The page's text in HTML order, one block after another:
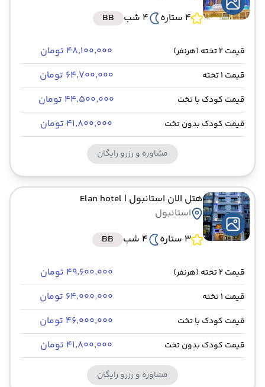
4 ستاره
4 شب BB
قیمت 2 تخته (هرنفر) ۴۸٬۱۰۰٬۰۰۰ تومان
قیمت 1 تخته ۶۴٬۷۰۰٬۰۰۰ تومان
قیمت کودک با تخت ۴۴٬۵۰۰٬۰۰۰ تومان
قیمت کودک بدون تخت ۴۱٬۸۰۰٬۰۰۰ تومان
مشاوره و رزرو رایگان
هتل الان استانبول | Elan hotel
استانبول
3 ستاره
4 شب BB
قیمت 2 تخته (هرنفر) ۴۹٬۶۰۰٬۰۰۰ تومان
قیمت 1 تخته ۶۴٬۰۰۰٬۰۰۰ تومان
قیمت کودک با تخت ۴۶٬۰۰۰٬۰۰۰ تومان
قیمت کودک بدون تخت ۴۱٬۸۰۰٬۰۰۰ تومان
مشاوره و رزرو رایگان